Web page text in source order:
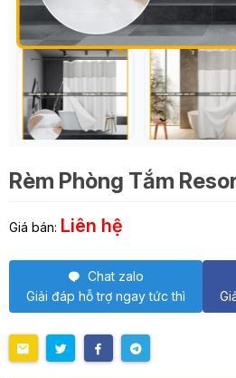
Rèm Phòng Tắm
Giá bán: Liên hệ
Chat zalo
Giải đáp hỗ trợ ngay tức thì